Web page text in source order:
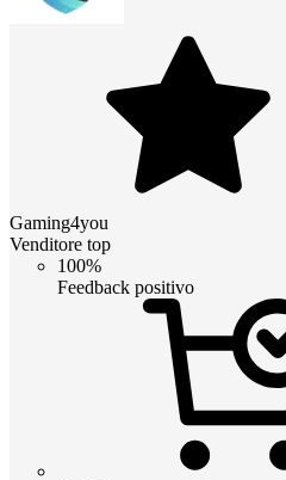
Gaming4you
Venditore top
100%
Feedback positivo